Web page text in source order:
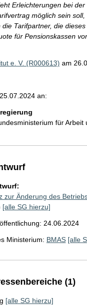
Erleichterungen bei
möglich sein
Tarifpartner, die
für Pensionskassen
e. V. (R000613) am
an:
für
zur Änderung des
[alle SG hierzu]
24.06.2024
Ministerium: BMAS [alle
(1)
[alle SG hierzu]